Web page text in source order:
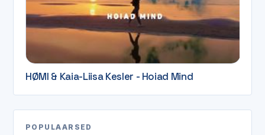
HØMI & Kaia-Liisa Kesler - Hoiad Mind
POPULAARSED